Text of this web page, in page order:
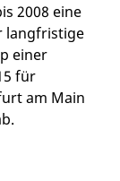
2008 eine
langfristige
einer
für
am Main